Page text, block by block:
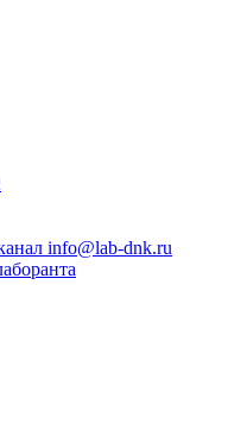
info@lab-dnk.ru